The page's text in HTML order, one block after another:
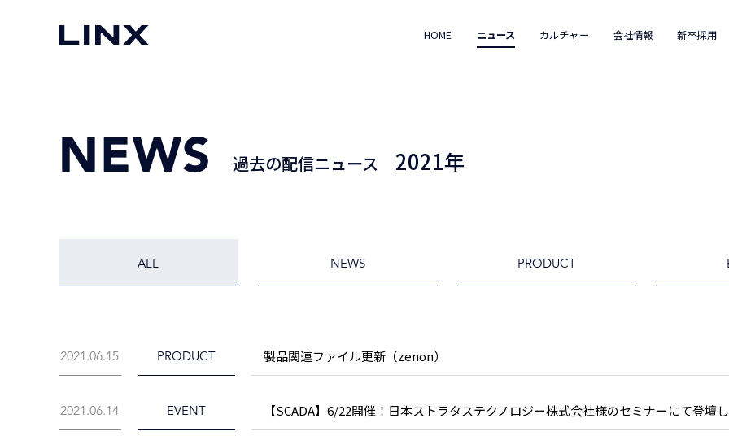
HOME ニュース カルチャー 会社情報 新卒採用
NEWS 過去の配信ニュース 2021年
ALL NEWS PRODUCT
2021.06.15 PRODUCT 製品関連ファイル更新（zenon）
2021.06.14 EVENT 【SCADA】6/22開催！日本ストラタステクノロジー株式会社様のセミナーにて登壇